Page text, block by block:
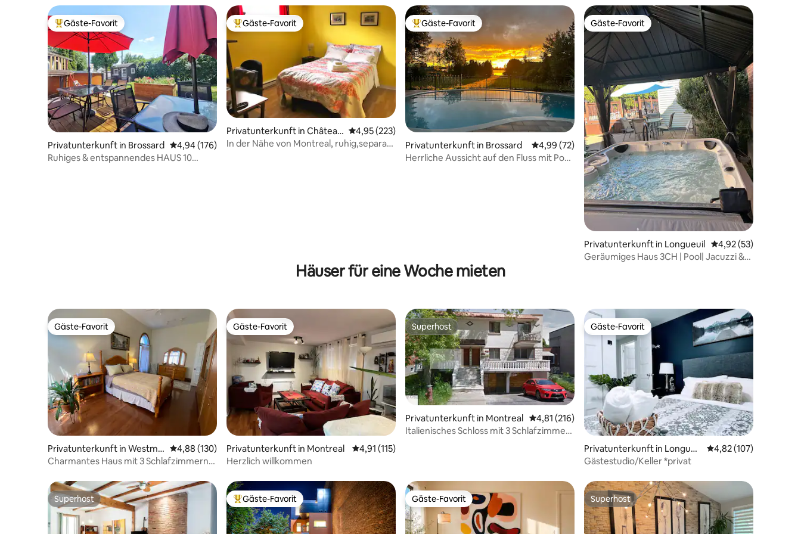
Beliebter Gäste-Favorit.
Gäste-Favorit
Privatunterkunft in Brossard Durchschnittliche Bewertung: 4,94 von 5, 176 Bewertungen
4,94 (176)
Ruhiges & entspannendes HAUS 10
Beliebter Gäste-Favorit.
Gäste-Favorit
Privatunterkunft in Château
guay
Durchschnittliche Bewertung: 4,95 von 5, 223 Bewertungen
4,95 (223)
In der Nähe von Montreal, ruhig,separate
Beliebter Gäste-Favorit.
Gäste-Favorit
Privatunterkunft in Brossard Durchschnittliche Bewertung: 4,99 von 5, 72 Bewertungen
4,99 (72)
Herrliche Aussicht auf den Fluss mit Pool
Gäste-Favorit
Gäste-Favorit
Privatunterkunft in Longueuil Durchschnittliche
4,92 (53)
Geräumiges Haus 3CH | Pool| Jacuzzi &
Häuser für eine Woche mieten
Gäste-Favorit
Gäste-Favorit
Privatunterkunft in Westmo
unt
Durchschnittliche Bewertung: 4,88 von 5, 130 Bewertungen
4,88 (130)
Charmantes Haus mit 3 Schlafzimmern
Gäste-Favorit
Gäste-Favorit
Privatunterkunft in Montreal Durchschnittliche Bewertung: 4,91 von 5, 115 Bewertungen
4,91 (115)
Herzlich willkommen
Superhost
Superhost
Privatunterkunft in Montreal Durchschnittliche Bewertung: 4,81 von 5, 216 Bewertungen
4,81 (216)
Italienisches Schloss mit 3 Schlafzimmern
Gäste-Favorit
Gäste-Favorit
Privatunterkunft in Longueu
il
Durchschnittliche
4,82 (107)
Gästestudio/Keller *privat
Superhost
Superhost Beliebter Gäste-Favorit.
Gäste-Favorit Gäste-Favorit
Gäste-Favorit Superhost
Superhost